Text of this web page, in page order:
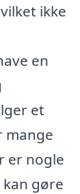
ikke
en
et
mange
er nogle
gøre